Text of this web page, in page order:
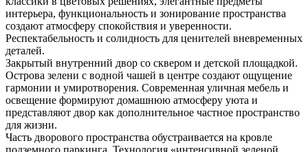
интерьера, функциональность и зонирование пространства
создают атмосферу спокойствия и уверенности.
Респектабельность и солидность для ценителей вневременных
деталей.
Закрытый внутренний двор со сквером и детской площадкой.
Острова зелени с водной чашей в центре создают ощущение
гармонии и умиротворения. Современная уличная мебель и
освещение формируют домашнюю атмосферу уюта и
представляют двор как дополнительное частное пространство
для жизни.
Часть дворового пространства обустраивается на кровле
подземного паркинга. Технология «интенсивной зеленой